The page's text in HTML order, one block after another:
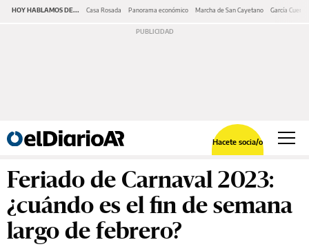
HOY HABLAMOS DE... Casa Rosada Panorama económico Marcha de San Cayetano García Cuerva
Hacete socia/o
Feriado de Carnaval 2023:
¿cuándo es el fin de semana
largo de febrero?